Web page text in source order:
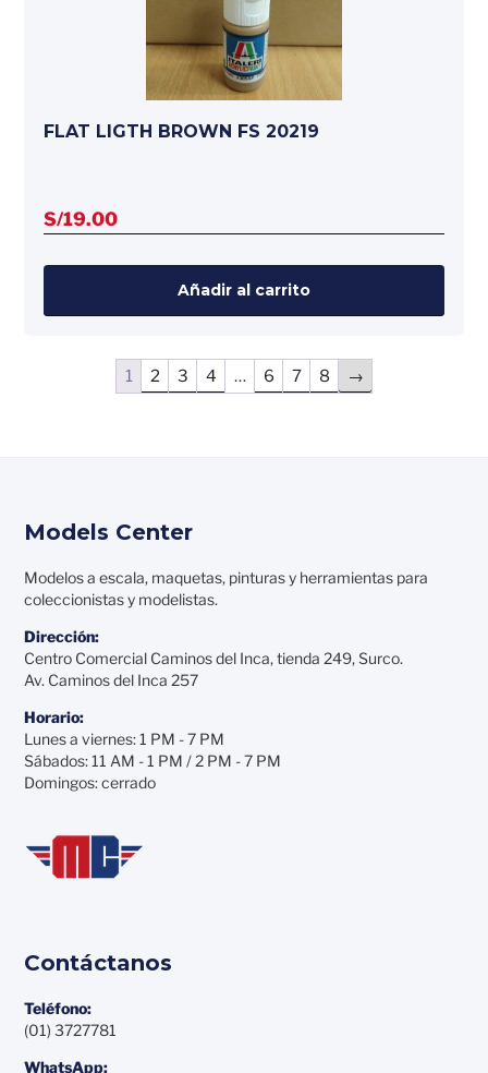
FLAT LIGTH BROWN FS 20219
S/19.00
Añadir al carrito
1 2 3 4 … 6 7 8 →
Models Center
Modelos a escala, maquetas, pinturas y herramientas para
coleccionistas y modelistas.
Dirección:
Centro Comercial Caminos del Inca, tienda 249, Surco.
Av. Caminos del Inca 257
Horario:
Lunes a viernes: 1 PM - 7 PM
Sábados: 11 AM - 1 PM / 2 PM - 7 PM
Domingos: cerrado
Contáctanos
Teléfono:
(01) 3727781
WhatsApp: